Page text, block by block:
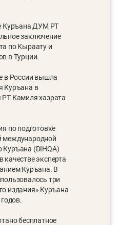
Куръана ДУМ РТ
заключение
по Кыраату и
в Турции.
в России вышла
Куръана в
Камиля хазрата
по подготовке
международной
(DIHQA)
эксперта
Куръана. В
три
издания» Куръана
бесплатное